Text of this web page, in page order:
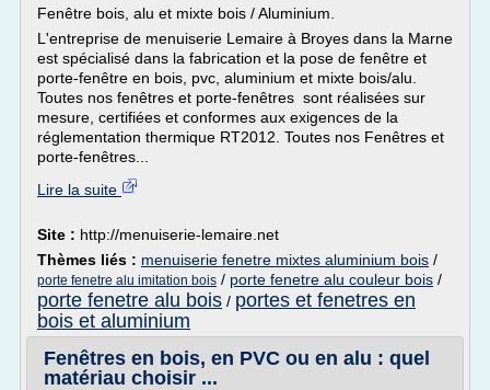
Fenêtre bois, alu et mixte bois / Aluminium.
L'entreprise de menuiserie Lemaire à Broyes dans la Marne
est spécialisé dans la fabrication et la pose de fenêtre et
porte-fenêtre en bois, pvc, aluminium et mixte bois/alu.
Toutes nos fenêtres et porte-fenêtres sont réalisées sur
mesure, certifiées et conformes aux exigences de la
réglementation thermique RT2012. Toutes nos Fenêtres et
porte-fenêtres...
Lire la suite
Site : http://menuiserie-lemaire.net
Thèmes liés : menuiserie fenetre mixtes aluminium bois /
porte fenetre alu imitation bois / porte fenetre alu couleur bois /
porte fenetre alu bois / portes et fenetres en
bois et aluminium
Fenêtres en bois, en PVC ou en alu : quel
matériau choisir ...